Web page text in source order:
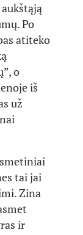
Po
atiteko
o
iš
už
tai jai
Zina
ir